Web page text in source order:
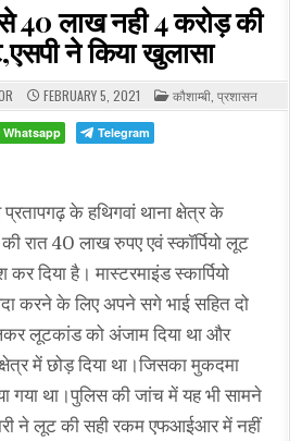
से 40 लाख नही 4 करोड़ की
ने किया खुलासा
FEBRUARY 5, 2021 POSTED
IN
कौशाम्बी, प्रशासन
Whatsapp Telegram
के हथिगवां थाना क्षेत्र के
रात 40 लाख रुपए एवं स्कॉर्पियो लूट
दिया है। मास्टरमाइंड स्कार्पियो
करने के लिए अपने सगे भाई सहित दो
लूटकांड को अंजाम दिया था और
में छोड़ दिया था।जिसका मुकदमा
गया था।पुलिस की जांच में यह भी सामने
ने लूट की सही रकम एफआईआर में नहीं